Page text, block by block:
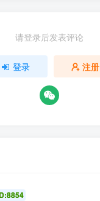
请登录后发表评论
登录 注册